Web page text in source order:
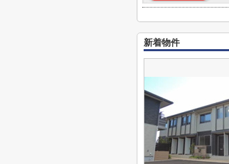
新着物件